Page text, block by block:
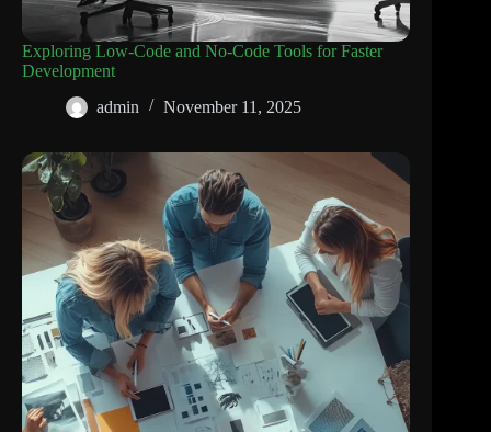
Exploring Low-Code and No-Code Tools for Faster
Development
admin
November 11, 2025